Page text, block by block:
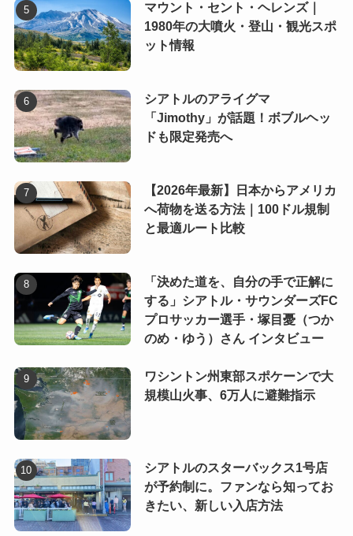
マウント・セント・ヘレンズ｜
1980年の大噴火・登山・観光スポ
ット情報
シアトルのアライグマ
「Jimothy」が話題！ボブルヘッ
ドも限定発売へ
【2026年最新】日本からアメリカ
へ荷物を送る方法｜100ドル規制
と最適ルート比較
「決めた道を、自分の手で正解に
する」シアトル・サウンダーズFC
プロサッカー選手・塚目憂（つか
のめ・ゆう）さん インタビュー
ワシントン州東部スポケーンで大
規模山火事、6万人に避難指示
シアトルのスターバックス1号店
が予約制に。ファンなら知ってお
きたい、新しい入店方法